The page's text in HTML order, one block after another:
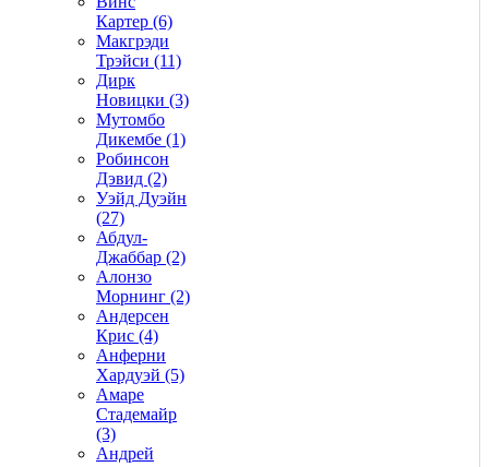
Картер (6)
Макгрэди
Трэйси (11)
Дирк
Новицки (3)
Мутомбо
Дикембе (1)
Робинсон
Дэвид (2)
Уэйд Дуэйн
(27)
Абдул-
Джаббар (2)
Алонзо
Морнинг (2)
Андерсен
Крис (4)
Анферни
Xардуэй (5)
Амаре
Стадемайр
(3)
Андрей